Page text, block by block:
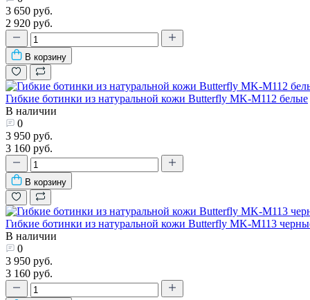
3 650 руб.
2 920 руб.
В корзину
Гибкие ботинки из натуральной кожи Butterfly MK-M112 белые
В наличии
0
3 950 руб.
3 160 руб.
В корзину
Гибкие ботинки из натуральной кожи Butterfly MK-M113
В наличии
0
3 950 руб.
3 160 руб.